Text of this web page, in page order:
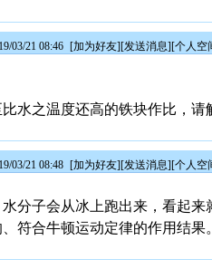
03/21 08:46 [加为好友][发送消息][个人空
水之温度还高的铁块作比，
03/21 08:48 [加为好友][发送消息][个人空
分子会从冰上跑出来，看起
符合牛顿运动定律的作用结果